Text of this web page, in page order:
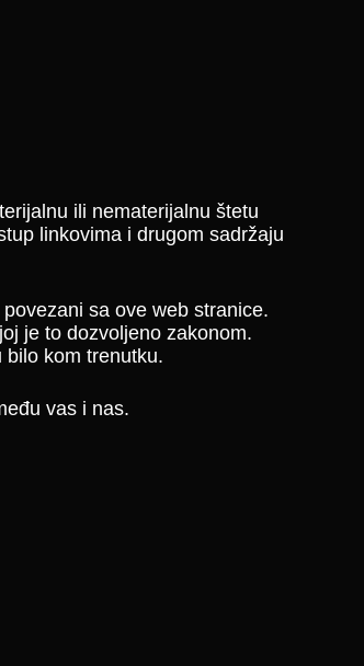
ili nematerijalnu štetu
linkovima i drugom sadržaju
sa ove web stranice.
je to dozvoljeno zakonom.
kom trenutku.
vas i nas.